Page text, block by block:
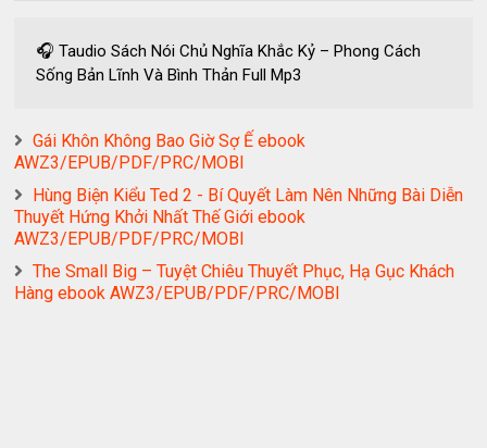
🎧 Taudio Sách Nói Chủ Nghĩa Khắc Kỷ – Phong Cách
Sống Bản Lĩnh Và Bình Thản Full Mp3
Gái Khôn Không Bao Giờ Sợ Ế ebook
AWZ3/EPUB/PDF/PRC/MOBI
Hùng Biện Kiểu Ted 2 - Bí Quyết Làm Nên Những Bài Diễn
Thuyết Hứng Khởi Nhất Thế Giới ebook
AWZ3/EPUB/PDF/PRC/MOBI
The Small Big – Tuyệt Chiêu Thuyết Phục, Hạ Gục Khách
Hàng ebook AWZ3/EPUB/PDF/PRC/MOBI